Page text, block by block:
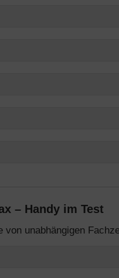
– Handy im Test
unabhängigen